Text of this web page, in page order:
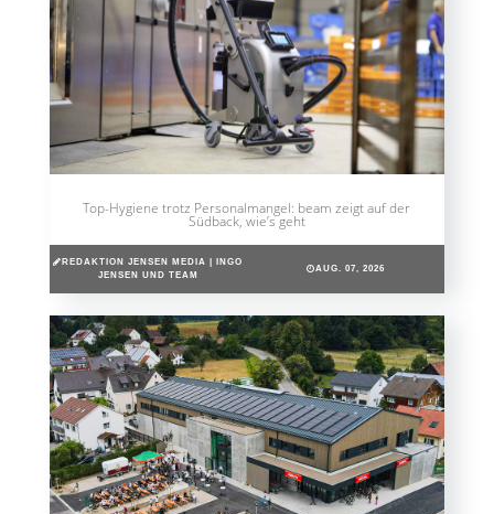
Top-Hygiene trotz Personalmangel: beam zeigt auf der
Südback, wie’s geht
REDAKTION JENSEN MEDIA | INGO
JENSEN UND TEAM
AUG. 07, 2026